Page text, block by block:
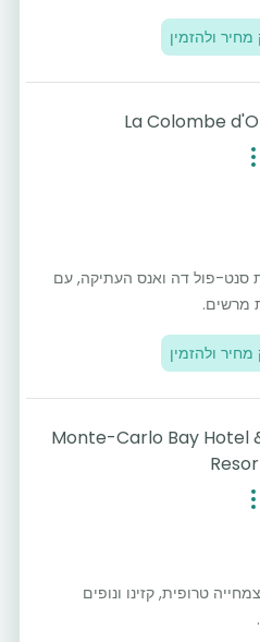
מחיר ולהזמין
La Colombe
סנט-פול דה ואנס העתיקה, עם
מרשים.
מחיר ולהזמין
Monte-Carlo Bay Hotel
טרופית, קזינו ונופים